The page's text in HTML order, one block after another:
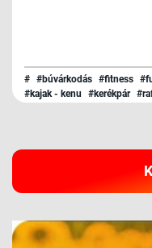
# #búvárkodás #fitness
#kajak - kenu
#kerékpár